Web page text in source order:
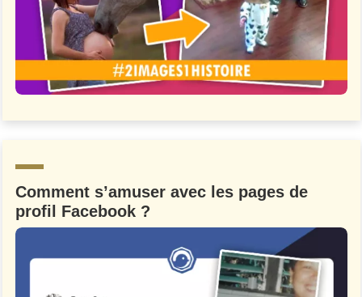
Comment s’amuser avec les pages de
profil Facebook ?